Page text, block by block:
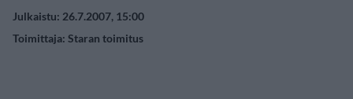
Julkaistu: 26.7.2007, 15:00
Toimittaja: Staran toimitus